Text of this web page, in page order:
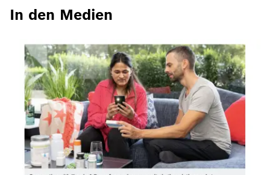
In den Medien